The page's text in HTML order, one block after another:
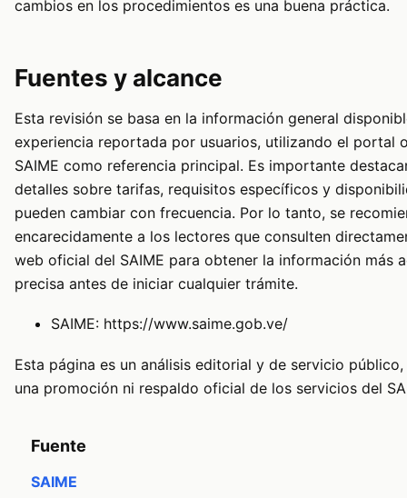
cambios en los procedimientos es una buena práctica.
Fuentes y alcance
Esta revisión se basa en la información general
experiencia reportada por usuarios, utilizando el portal
SAIME como referencia principal. Es importante
detalles sobre tarifas, requisitos específicos y
pueden cambiar con frecuencia. Por lo tanto, se
encarecidamente a los lectores que consulten
web oficial del SAIME para obtener la información más
precisa antes de iniciar cualquier trámite.
SAIME: https://www.saime.gob.ve/
Esta página es un análisis editorial y de servicio
una promoción ni respaldo oficial de los servicios del
Fuente
SAIME